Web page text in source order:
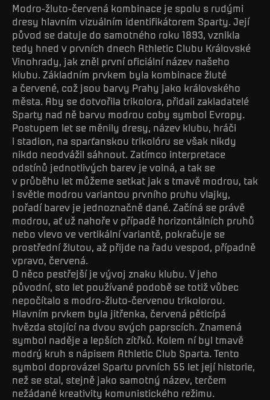
Modro-žluto-červená kombinace je spolu s rudými
dresy hlavním vizuálním identifikátorem Sparty. Její
původ se datuje do samotného roku 1893, vznikla
tedy hned v prvních dnech Athletic Clubu Královské
Vinohrady, jak zněl první oficiální název našeho
klubu. Základním prvkem byla kombinace žluté
a červené, což jsou barvy Prahy jako královského
města. Aby se dotvořila trikolora, přidali zakladatelé
Sparty nad ně barvu modrou coby symbol Evropy.
Postupem let se měnily dresy, název klubu, hráči
i stadion, na sparťanskou trikolóru se však nikdy
nikdo neodvážil sáhnout. Zatímco interpretace
odstínů jednotlivých barev je volná, a tak se
v průběhu let můžeme setkat jak s tmavě modrou, tak
i světle modrou variantou prvního pruhu vlajky,
pořadí barev je jednoznačně dané. Začíná se právě
modrou, ať už nahoře v případě horizontálních pruhů
nebo vlevo ve vertikální variantě, pokračuje se
prostřední žlutou, až přijde na řadu vespod, případně
vpravo, červená.
O něco pestřejší je vývoj znaku klubu. V jeho
původní, sto let používané podobě se totiž vůbec
nepočítalo s modro-žluto-červenou trikolorou.
Hlavním prvkem byla jitřenka, červená pěticípá
hvězda stojící na dvou svých paprscích. Znamená
symbol naděje a lepších zítřků. Kolem ní byl tmavě
modrý kruh s nápisem Athletic Club Sparta. Tento
symbol doprovázel Spartu prvních 55 let její historie,
než se stal, stejně jako samotný název, terčem
nežádané kreativity komunistického režimu.